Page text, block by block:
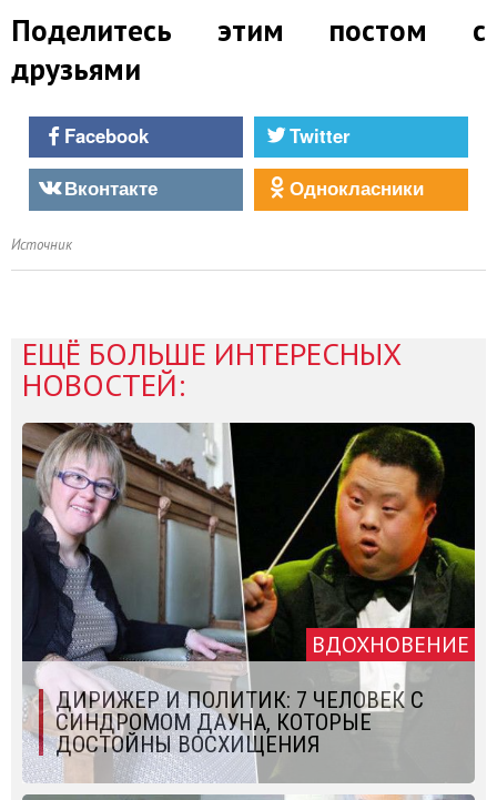
Поделитесь этим постом с
друзьями
Facebook
Twitter
Вконтакте
Однокласники
Источник
ЕЩЁ БОЛЬШЕ ИНТЕРЕСНЫХ
НОВОСТЕЙ:
ВДОХНОВЕНИЕ
ДИРИЖЕР И ПОЛИТИК: 7 ЧЕЛОВЕК С
СИНДРОМОМ ДАУНА, КОТОРЫЕ
ДОСТОЙНЫ ВОСХИЩЕНИЯ